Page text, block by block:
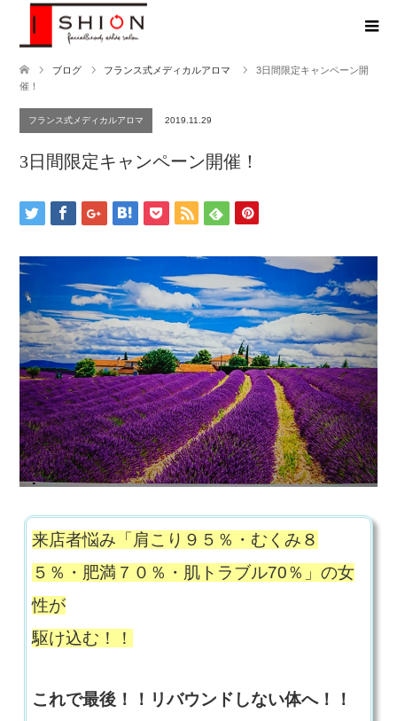
ブログ フランス式メディカルアロマ
3日間限定キャンペーン開
催！
フランス式メディカルアロマ 2019.11.29
3日間限定キャンペーン開催！
来店者悩み「肩こり９５％・むくみ８
５％・肥満７０％・肌トラブル70％」の女
性が
駆け込む！！
これで最後！！ リバウンドしない体へ！！